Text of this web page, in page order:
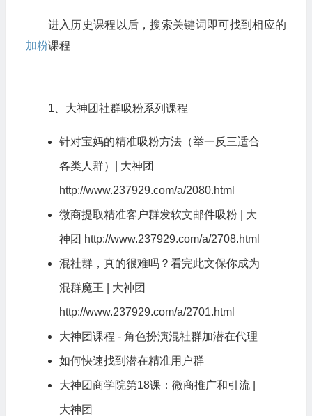
进入历史课程以后，搜索关键词即可找到相应的
加粉课程
1、大神团社群吸粉系列课程
针对宝妈的精准吸粉方法（举一反三适合
各类人群）| 大神团
http://www.237929.com/a/2080.html
微商提取精准客户群发软文邮件吸粉 | 大
神团 http://www.237929.com/a/2708.html
混社群，真的很难吗？看完此文保你成为
混群魔王 | 大神团
http://www.237929.com/a/2701.html
大神团课程 - 角色扮演混社群加潜在代理
如何快速找到潜在精准用户群
大神团商学院第18课：微商推广和引流 |
大神团